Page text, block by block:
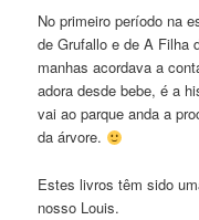
No primeiro período na
de Grufallo e de A Filha
manhas acordava a
adora desde bebe, é a
vai ao parque anda a
da árvore.
Estes livros têm sido
nosso Louis.